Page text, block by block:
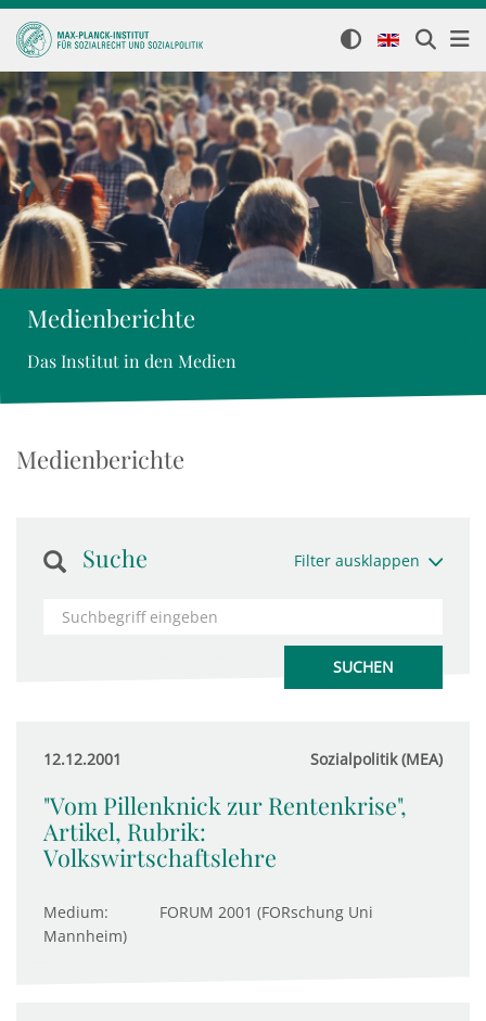
Medienberichte
Das Institut in den Medien
Medienberichte
Suche Filter ausklappen
12.12.2001 Sozialpolitik (MEA)
"Vom Pillenknick zur Rentenkrise",
Artikel, Rubrik:
Volkswirtschaftslehre
Medium:
FORUM 2001 (FORschung Uni
Mannheim)